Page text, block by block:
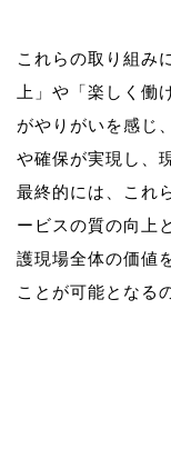
これらの取り組み
上」や「楽しく働
がやりがいを感じ
や確保が実現し、
最終的には、これ
ービスの質の向上
護現場全体の価値